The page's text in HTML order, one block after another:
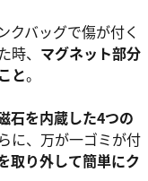
クバッグで傷が付く
、 マグネット部分
と。
石を内蔵した4つの
に、万が一ゴミが付
取り外して簡単にク